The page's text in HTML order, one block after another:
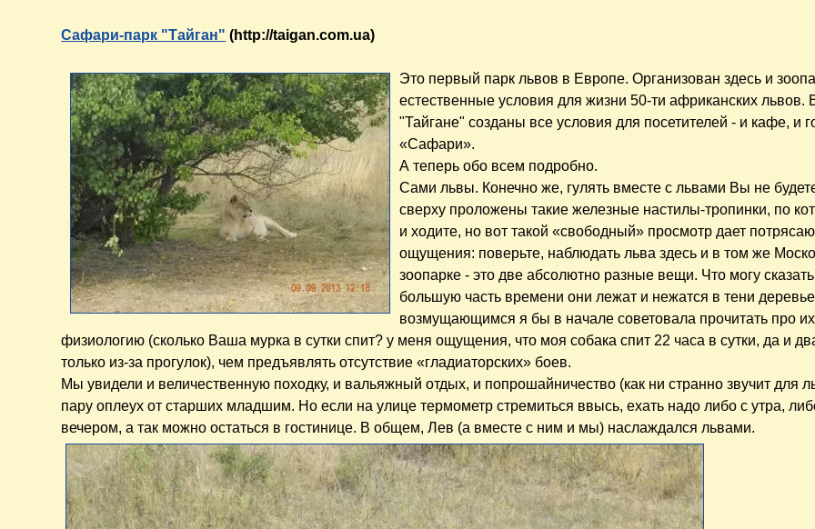
Сафари-парк "Тайган" (http://taigan.com.ua)
Это первый парк львов в Европе. Организован здесь и
естественные условия для жизни 50-ти африканских львов.
"Тайгане" созданы все условия для посетителей - и кафе, и
«Сафари».
А теперь обо всем подробно.
Сами львы. Конечно же, гулять вместе с львами Вы не
сверху проложены такие железные настилы-тропинки, по
и ходите, но вот такой «свободный» просмотр дает
ощущения: поверьте, наблюдать льва здесь и в том же
зоопарке - это две абсолютно разные вещи. Что могу
большую часть времени они лежат и нежатся в тени
возмущающимся я бы в начале советовала прочитать про их
физиологию (сколько Ваша мурка в сутки спит? у меня ощущения, что моя собака спит 22 часа в сутки, да и
только из-за прогулок), чем предъявлять отсутствие «гладиаторских» боев.
Мы увидели и величественную походку, и вальяжный отдых, и попрошайничество (как ни странно звучит для
пару оплеух от старших младшим. Но если на улице термометр стремиться ввысь, ехать надо либо с утра,
вечером, а так можно остаться в гостинице. В общем, Лев (а вместе с ним и мы) наслаждался львами.